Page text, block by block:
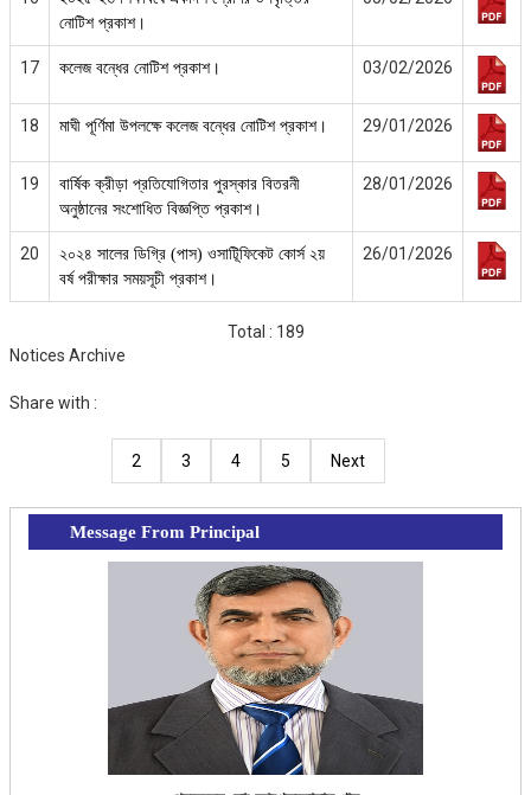
নোটিশ প্রকাশ।
17 কলেজ বন্ধের নোটিশ প্রকাশ। 03/02/2026
18 মাঘী পূর্ণিমা উপলক্ষে কলেজ বন্ধের নোটিশ প্রকাশ। 29/01/2026
19
বার্ষিক ক্রীড়া প্রতিযোগিতার পুরস্কার বিতরনী
অনুষ্ঠানের সংশোধিত বিজ্ঞপ্তি প্রকাশ।
28/01/2026
20
২০২৪ সালের ডিগ্রি (পাস) ওসাটিূফিকেট কোর্স ২য়
বর্ষ পরীক্ষার সময়সূচী প্রকাশ।
26/01/2026
Total : 189
Notices Archive
Share with :
2 3 4 5 Next
Message From Principal